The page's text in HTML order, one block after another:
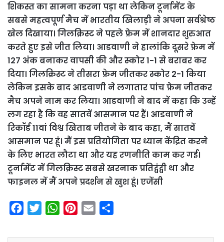
शिकस्त का सामना करना पड़ा था लेकिन टूर्नामेंट के
सबसे महत्वपूर्ण मैच में भारतीय खिलाड़ी ने अपना सर्वश्रेष्ठ
खेल दिखाया। गिलक्रिस्ट ने पहले फ्रेम में शानदार शुरुआत
करते हुए इसे जीत लिया। आडवाणी ने हालांकि दूसरे फ्रेम में
127 अंक बनाकर वापसी की और स्कोर 1-1 से बराबर कर
दिया। गिलक्रिस्ट ने तीसरा फ्रेम जीतकर स्कोर 2-1 किया
लेकिन इसके बाद आडवाणी ने लगातार पांच फ्रेम जीतकर
मैच अपने नाम कर लिया। आडवाणी ने बाद में कहा कि उन्हें
लग रहा है कि वह सातवें आसमान पर हैं। आडवाणी ने
रिकॉर्ड 11वां विश्व खिताब जीतने के बाद कहा, मैं सातवें
आसमान पर हूं। मैं इस प्रतियोगिता पर ध्यान केंद्रित करने
के लिए भारत लौटा था और यह रणनीति काम कर गई।
टूर्नामेंट में गिलक्रिस्ट सबसे खरनाक प्रतिद्वंद्वी था और
फाइनल में मैं अपने प्रदर्शन से खुश हूं। एजेंसी
c
i
W
a
n
a
a